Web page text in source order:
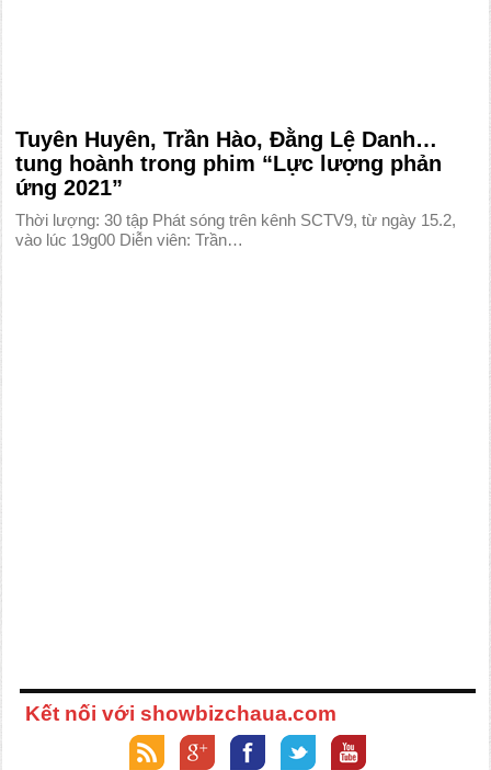
Tuyên Huyên, Trần Hào, Đằng Lệ Danh…
tung hoành trong phim “Lực lượng phản
ứng 2021”
Thời lượng: 30 tập Phát sóng trên kênh SCTV9, từ ngày 15.2,
vào lúc 19g00 Diễn viên: Trần…
Kết nối với showbizchaua.com